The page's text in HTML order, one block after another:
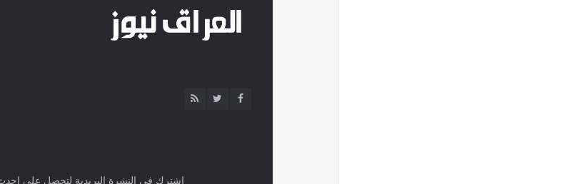
اشترك فى النشرة البريدية لتحصل على احدث